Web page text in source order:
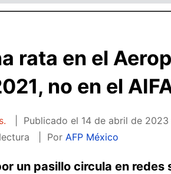
rata en el
no en el
Publicado el 14 de abril de
PorAFP México
un pasillo circula en redes